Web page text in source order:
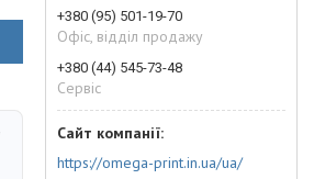
+380 (95) 501-19-70
Офіс, відділ продажу
+380 (44) 545-73-48
Сервіс
https://omega-print.in.ua/ua/